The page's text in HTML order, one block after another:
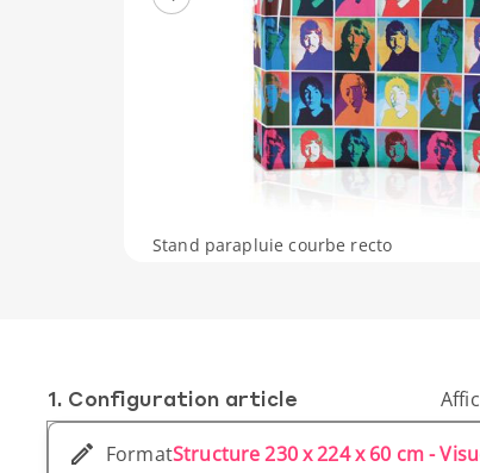
Stand parapluie courbe recto
1. Conf­iguration article
FormatStructure 230 x 224 x 60 cm -